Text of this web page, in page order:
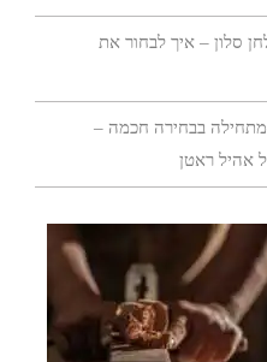
סלון – איך לבחור את
מתחילה בבחירה חכמה –
אהיל ראטן